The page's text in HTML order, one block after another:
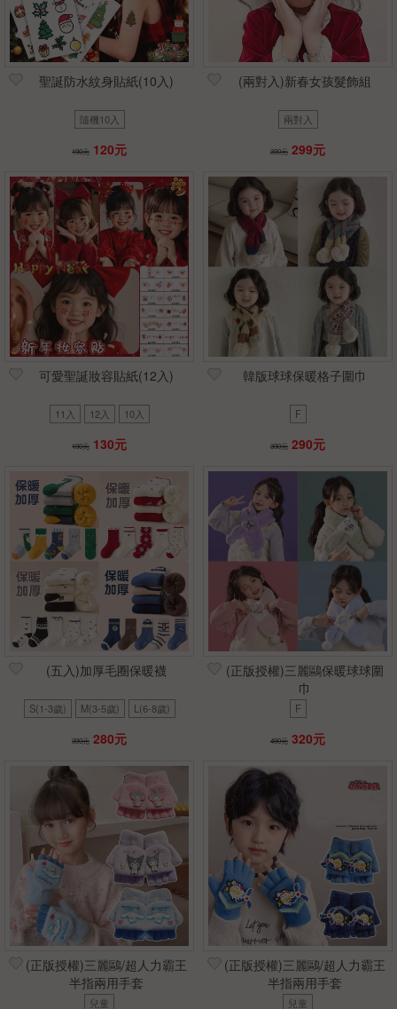
聖誕防水紋身貼紙(10入)
隨機10入
190元 120元
(兩對入)新春女孩髮飾組
兩對入
390元 299元
可愛聖誕妝容貼紙(12入)
11入 12入 10入
190元 130元
韓版球球保暖格子圍巾
F
390元 290元
(五入)加厚毛圈保暖襪
S(1-3歲) M(3-5歲) L(6-8歲)
390元 280元
(正版授權)三麗鷗保暖球球圍
巾
F
490元 320元
(正版授權)三麗鷗/超人力霸王
半指兩用手套
兒童
(正版授權)三麗鷗/超人力霸王
半指兩用手套
兒童